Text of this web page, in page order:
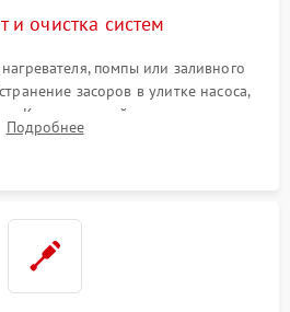
и очистка систем
помпы или заливного
засоров в улитке насоса,
Компонентный ремонт платы
поврежденной проводки.
Подробнее